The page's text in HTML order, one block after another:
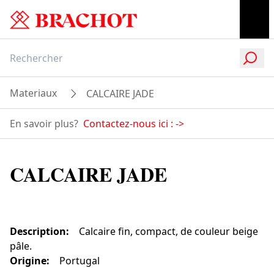
Materiaux CALCAIRE JADE
En savoir plus? Contactez-nous ici : ->
CALCAIRE JADE
Description:
Calcaire fin, compact, de couleur beige
pâle.
Origine:
Portugal